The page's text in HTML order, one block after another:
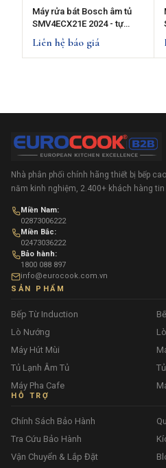
Máy rửa bát Bosch âm tủ
SMV4ECX21E 2024 - tự
động mở cửa, rửa nửa tải
Liên hệ báo giá
Nhà phân phối chính hãng thiết bị bếp
năm kinh nghiệm, 2.400+ khách hàng
Miền Nam:
02873006222
Miền Bắc:
02473036222
Bảo hành:
1800 088 897
info@eurocook.com.vn
SẢN PHẨM
Bếp Từ Induction
Lò Nướng
Máy Hút Mùi
Tủ Lạnh Âm Tủ
Máy Pha Cafe
HỖ TRỢ
Chính Sách Bảo Hành
Tra Cứu Bảo Hành
Vận Chuyển & Lắp Đặt